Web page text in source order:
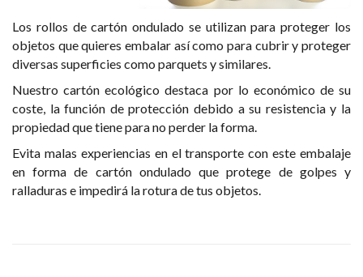
Los rollos decartón ondulado se utilizan para proteger los
objetos que quieres embalar así como para cubrir y proteger
diversas superficies como parquets y similares.
Nuestro cartón ecológico destaca por lo económico de su
coste, la función de protección debido a su resistencia y la
propiedad que tiene para no perder la forma.
Evita malas experiencias en el transporte con este embalaje
en forma de cartón ondulado que protege de golpes y
ralladuras e impedirá la rotura de tus objetos.